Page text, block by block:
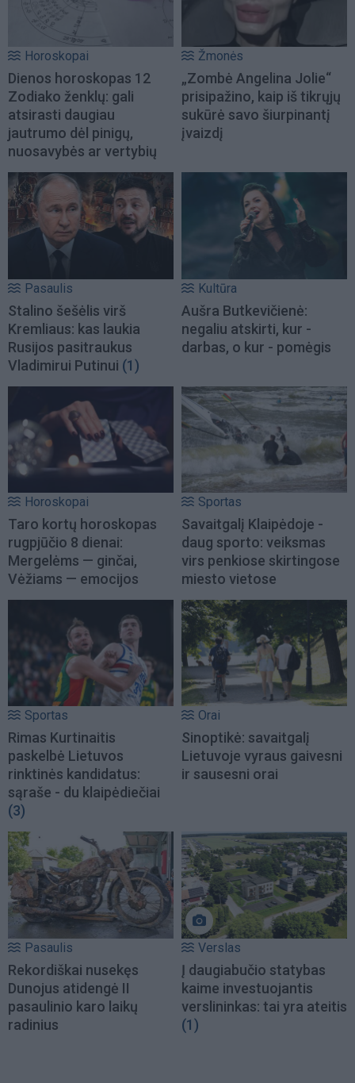
Horoskopai
Dienos horoskopas 12
Zodiako ženklų: gali
atsirasti daugiau
jautrumo dėl pinigų,
nuosavybės ar vertybių
Žmonės
„Zombė Angelina Jolie“
prisipažino, kaip iš tikrųjų
sukūrė savo šiurpinantį
įvaizdį
Pasaulis
Stalino šešėlis virš
Kremliaus: kas laukia
Rusijos pasitraukus
Vladimirui Putinui (1)
Kultūra
Aušra Butkevičienė:
negaliu atskirti, kur -
darbas, o kur - pomėgis
Horoskopai
Taro kortų horoskopas
rugpjūčio 8 dienai:
Mergelėms — ginčai,
Vėžiams — emocijos
Sportas
Savaitgalį Klaipėdoje -
daug sporto: veiksmas
virs penkiose skirtingose
miesto vietose
Sportas
Rimas Kurtinaitis
paskelbė Lietuvos
rinktinės kandidatus:
sąraše - du klaipėdiečiai
(3)
Orai
Sinoptikė: savaitgalį
Lietuvoje vyraus gaivesni
ir sausesni orai
Pasaulis
Rekordiškai nusekęs
Dunojus atidengė II
pasaulinio karo laikų
radinius
Verslas
Į daugiabučio statybas
kaime investuojantis
verslininkas: tai yra ateitis
(1)